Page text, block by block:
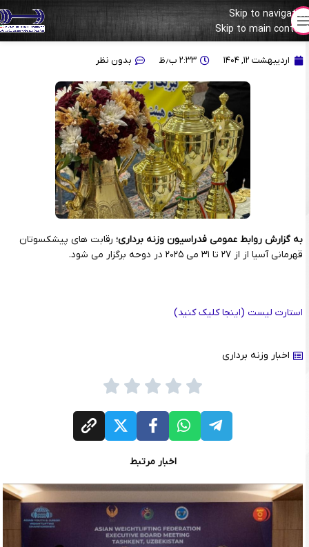
Skip to navigation
Skip to main content
استارت لیست رقابت‌های پیشکسوتان قهرمانی آسیا ۲۰۲۵
اردیبهشت ۱۲, ۱۴۰۴ ۲:۳۳ ب٫ظ بدون نظر
به گزارش روابط عمومی فدراسیون وزنه برداری؛ رقابت های پیشکسوتان
قهرمانی آسیا از از ۲۷ تا ۳۱ می ۲۰۲۵ در دوحه برگزار می شود.
استارت لیست (اینجا کلیک کنید)
اخبار وزنه برداری
اخبار مرتبط